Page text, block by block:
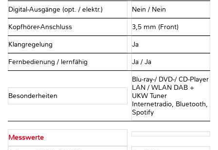
Digital-Ausgänge (opt. / elektr.) Nein / Nein
Kopfhörer-Anschluss 3,5 mm (Front)
Klangregelung Ja
Fernbedienung / lernfähig Ja / Ja
Besonderheiten
Blu-ray-/ DVD-/ CD-Player
LAN / WLAN DAB +
UKW Tuner
Internetradio, Bluetooth,
Spotify
Messwerte